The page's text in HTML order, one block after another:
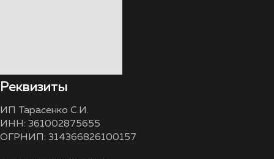
Реквизиты
ИП Тарасенко С.И.
ИНН: 361002875655
ОГРНИП: 314366826100157